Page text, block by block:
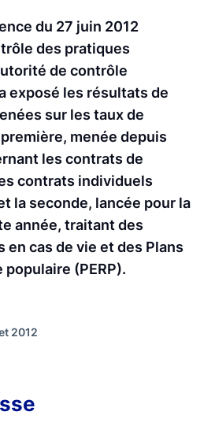
du 27 juin 2012
des pratiques
de contrôle
exposé les résultats de
sur les taux de
menée depuis
les contrats de
contrats individuels
la seconde, lancée pour la
année, traitant des
cas de vie et des Plans
populaire (PERP).
2012